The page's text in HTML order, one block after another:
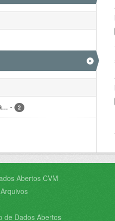
- 2
Abertos CVM
de Dados Abertos